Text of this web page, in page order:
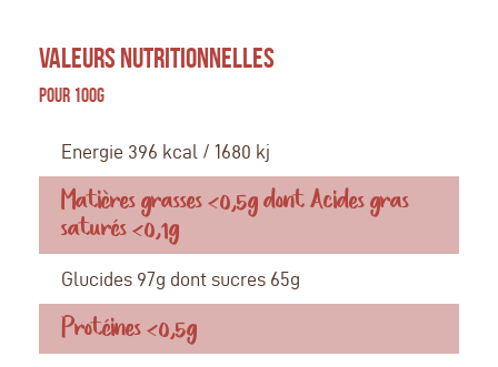
VALEURS NUTRITIONNELLES
Pour 100g
Energie 396 kcal / 1680 kj
Matières grasses <0,5g dont Acides gras
saturés <0,1g
Glucides 97g dont sucres 65g
Protéines <0,5g